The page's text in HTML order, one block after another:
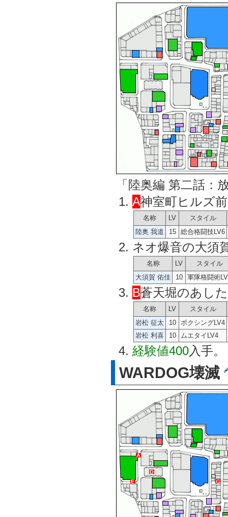
「陸奥編 第二話：
A神室町ヒルズ
名称 LV
スタイル
陸奥 我道
15 総合格闘技LV6
ネオ爆音の大須
名称 LV
スタイル
大須賀 佑佳
10 軍隊格闘術
B蒼天堀のあし
名称 LV
スタイル
岩松 征太
10
ボクシングLV4
岩松 利喜
10 ムエタイLV4
経験値400入手。
WARDOG壊滅